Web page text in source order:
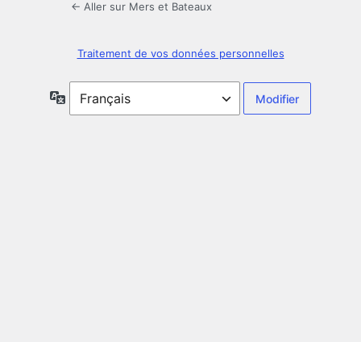
← Aller sur Mers et Bateaux
Traitement de vos données personnelles
Langue